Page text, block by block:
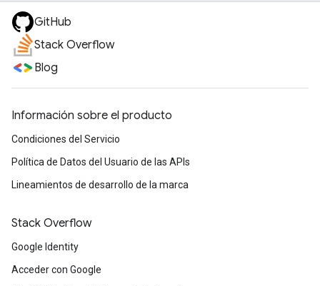
GitHub
Stack Overflow
Blog
Información sobre el producto
Condiciones del Servicio
Política de Datos del Usuario de las APIs
Lineamientos de desarrollo de la marca
Stack Overflow
Google Identity
Acceder con Google